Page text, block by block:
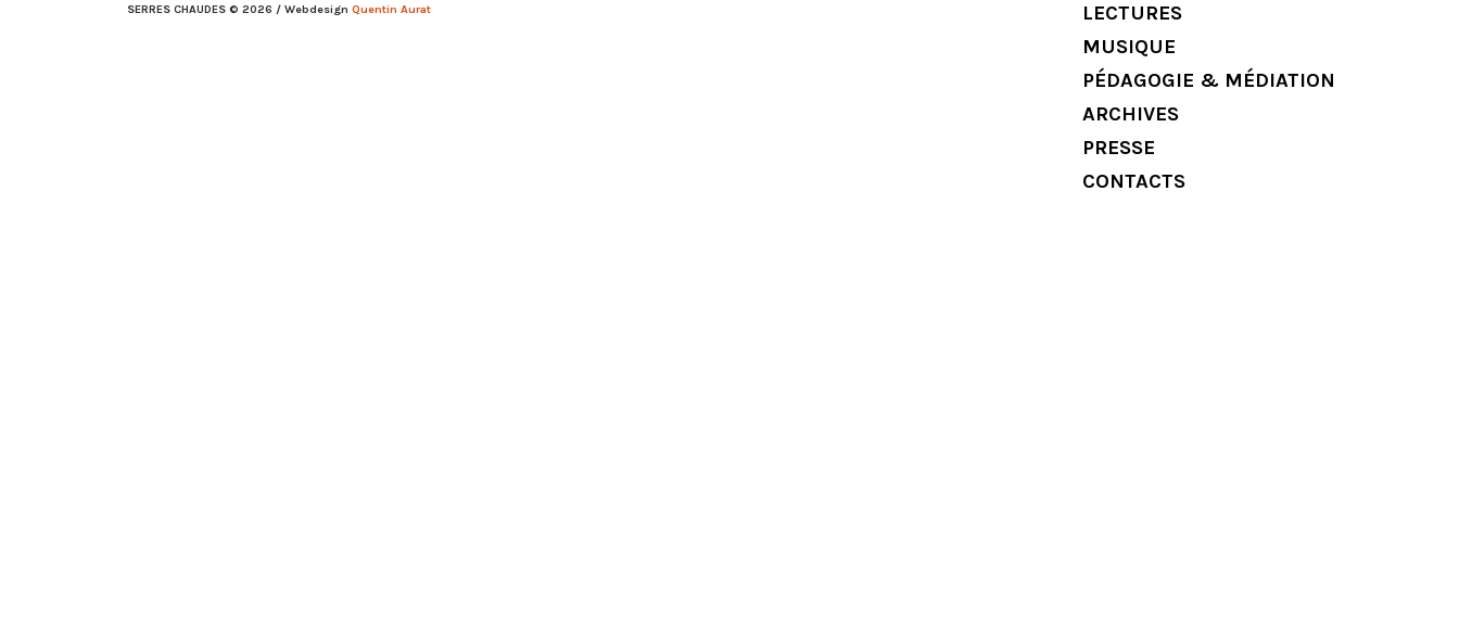
LECTURES
MUSIQUE
PÉDAGOGIE & MÉDIATION
ARCHIVES
PRESSE
CONTACTS
SERRES CHAUDES © 2026 / Webdesign Quentin Aurat